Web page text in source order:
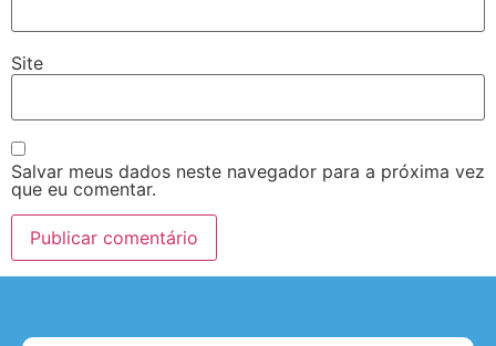
Site
Salvar meus dados neste navegador para a próxima vez
que eu comentar.